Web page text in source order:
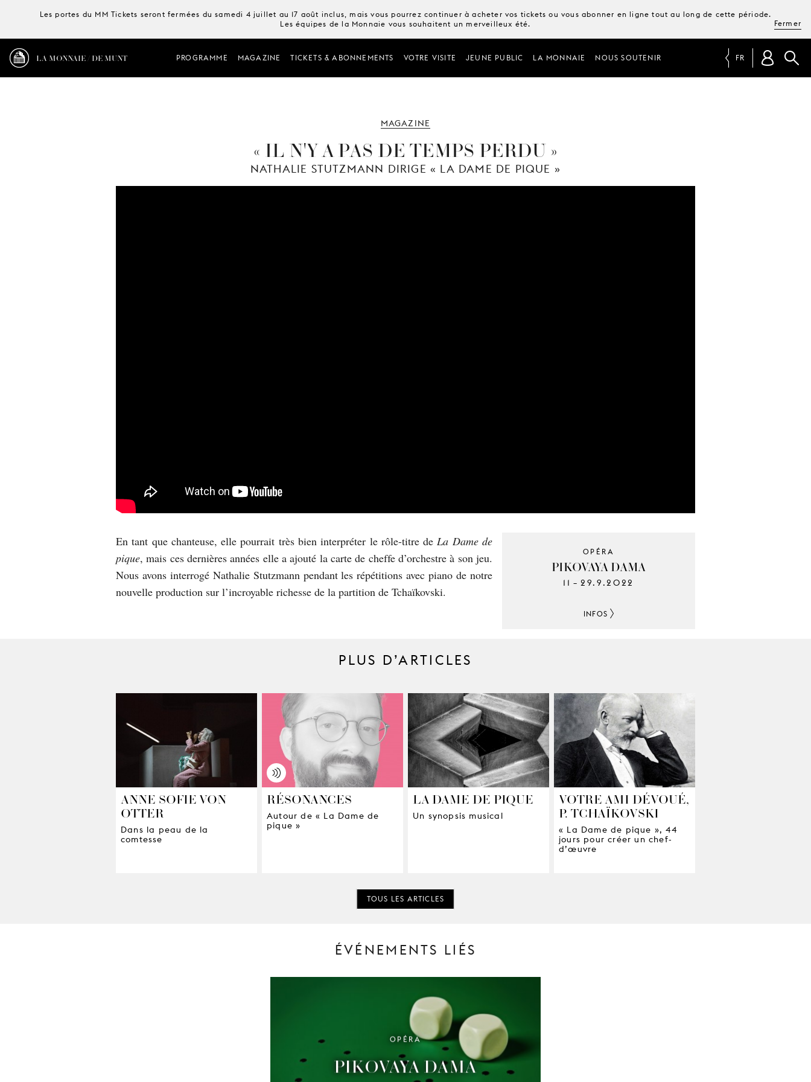
Les portes du MM Tickets seront fermées du samedi 4 juillet au 17 août inclus, mais vous pourrez continuer à acheter vos tickets ou vous abonner en ligne tout au long de cette période.
Les équipes de la Monnaie vous souhaitent un merveilleux été.
Fermer
LA MONNAIE / DE MUNT PROGRAMME MAGAZINE TICKETS & ABONNEMENTS VOTRE VISITE JEUNE PUBLIC LA MONNAIE NOUS SOUTENIR FR
MAGAZINE
« IL N'Y A PAS DE TEMPS PERDU »
NATHALIE STUTZMANN DIRIGE « LA DAME DE PIQUE »
OPÉRA
PIKOVAYA DAMA
11 – 29.9.2022
INFOS
En tant que chanteuse, elle pourrait très bien interpréter le rôle-titre deLa Dame de
pique, mais ces dernières années elle a ajouté la carte de cheffe d’orchestre à son jeu.
Nous avons interrogé Nathalie Stutzmann pendant les répétitions avec piano de notre
nouvelle production sur l’incroyable richesse de la partition de Tchaïkovski.
PLUS D’ARTICLES
ANNE SOFIE VON
OTTER
Dans la peau de la
comtesse
RÉSONANCES
Autour de « La Dame de
pique »
LA DAME DE PIQUE
Un synopsis musical
VOTRE AMI DÉVOUÉ,
P. TCHAÏKOVSKI
« La Dame de pique », 44
jours pour créer un chef-
d’œuvre
TOUS LES ARTICLES
ÉVÉNEMENTS LIÉS
OPÉRA
PIKOVAYA DAMA